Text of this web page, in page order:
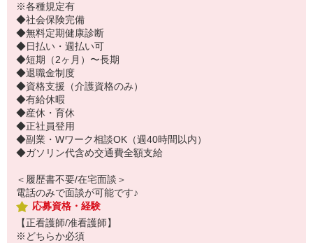
※各種規定有
◆社会保険完備
◆無料定期健康診断
◆日払い・週払い可
◆短期（2ヶ月）〜長期
◆退職金制度
◆資格支援（介護資格のみ）
◆有給休暇
◆産休・育休
◆正社員登用
◆副業・Wワーク相談OK（週40時間以内）
◆ガソリン代含め交通費全額支給
＜履歴書不要/在宅面談＞
電話のみで面談が可能です♪
応募資格・経験
【正看護師/准看護師】
※どちらか必須